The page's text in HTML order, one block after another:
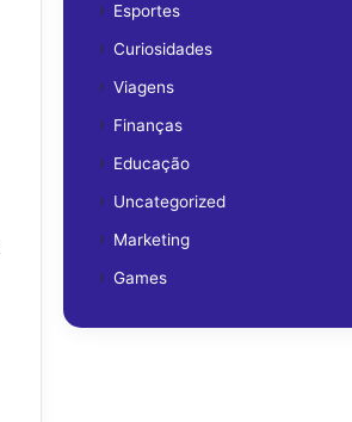
Esportes
Curiosidades
Viagens
Finanças
Educação
Uncategorized
Marketing
Games